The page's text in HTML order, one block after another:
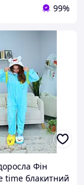
99%
Фін
time блакитний